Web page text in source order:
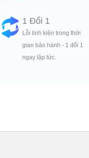
1 Đổi 1
Lỗi linh kiện trong thời
gian bảo hành - 1 đổi 1
ngay lập tức.